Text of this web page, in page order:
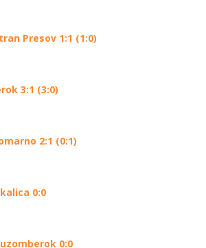
Presov 1:1 (1:0)
3:1 (3:0)
2:1 (0:1)
0:0
0:0